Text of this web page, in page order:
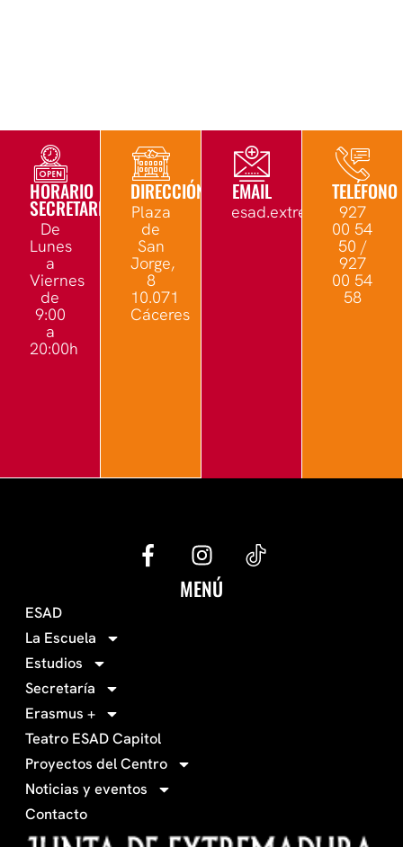
HORARIO
SECRETARÍA
De
Lunes
a
Viernes
de
9:00
a
20:00h
DIRECCIÓN
Plaza
de
San
Jorge,
8
10.071
Cáceres
EMAIL TELÉFONO
927
00 54
50 /
927
00 54
58
G
e
f
a
c
b
I
n
s
MENÚ
ESAD
La Escuela
Estudios
Secretaría
Erasmus +
Teatro ESAD Capitol
Proyectos del Centro
Noticias y eventos
Contacto